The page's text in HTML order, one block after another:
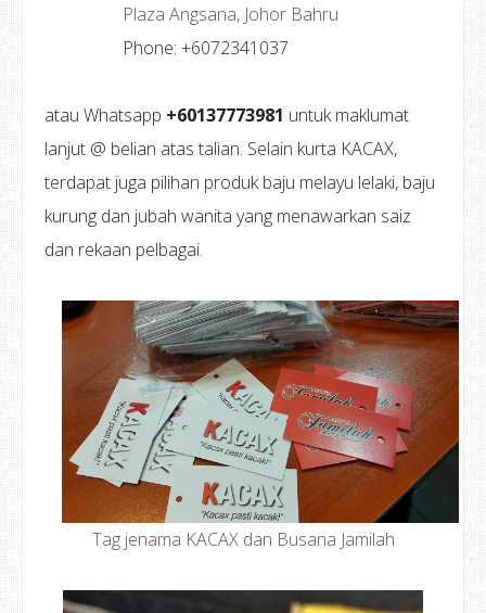
Plaza Angsana, Johor Bahru
Phone: +6072341037
atau Whatsapp +60137773981 untuk maklumat
lanjut @ belian atas talian. Selain kurta KACAX,
terdapat juga pilihan produk baju melayu lelaki, baju
kurung dan jubah wanita yang menawarkan saiz
dan rekaan pelbagai.
Tag jenama KACAX dan Busana Jamilah